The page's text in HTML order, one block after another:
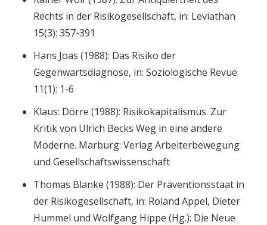
Rechts in der Risikogesellschaft, in: Leviathan
15(3): 357-391
Hans Joas (1988): Das Risiko der
Gegenwartsdiagnose, in: Soziologische Revue
11(1): 1-6
Klaus: Dörre (1988): Risikokapitalismus. Zur
Kritik von Ulrich Becks Weg in eine andere
Moderne. Marburg: Verlag Arbeiterbewegung
und Gesellschaftswissenschaft
Thomas Blanke (1988): Der Präventionsstaat in
der Risikogesellschaft, in: Roland Appel, Dieter
Hummel und Wolfgang Hippe (Hg.): Die Neue